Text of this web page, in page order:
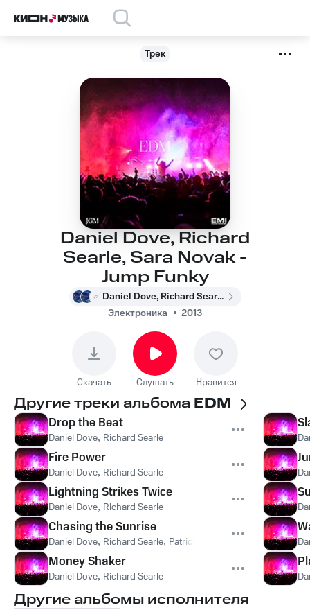
Трек
Daniel Dove, Richard
Searle, Sara Novak -
Jump Funky
Daniel Dove, Richard Searle, Sara Novak
Электроника
2013
Скачать Слушать Нравится
Другие треки альбома EDM
Drop the Beat
Daniel Dove, Richard Searle
Fire Power
Daniel Dove, Richard Searle
Lightning Strikes Twice
Daniel Dove, Richard Searle
Chasing the Sunrise
Daniel Dove, Richard Searle, Patrick Hagenaar
Money Shaker
Daniel Dove, Richard Searle
Другие альбомы исполнителя